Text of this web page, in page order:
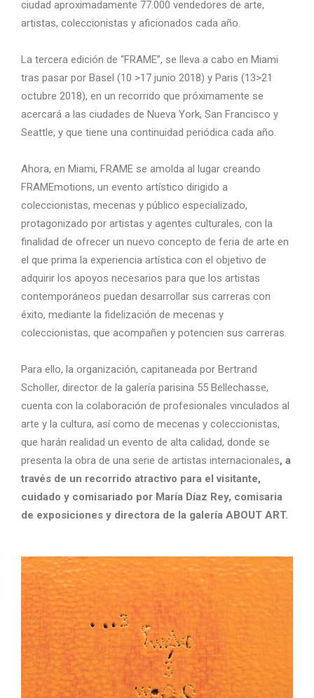
ciudad aproximadamente 77.000 vendedores de arte,
artistas, coleccionistas y aficionados cada año.
La tercera edición de “FRAME”, se lleva a cabo en Miami
tras pasar por Basel (10 >17 junio 2018) y Paris (13>21
octubre 2018), en un recorrido que próximamente se
acercará a las ciudades de Nueva York, San Francisco y
Seattle, y que tiene una continuidad periódica cada año.
Ahora, en Miami, FRAME se amolda al lugar creando
FRAMEmotions, un evento artístico dirigido a
coleccionistas, mecenas y público especializado,
protagonizado por artistas y agentes culturales, con la
finalidad de ofrecer un nuevo concepto de feria de arte en
el que prima la experiencia artística con el objetivo de
adquirir los apoyos necesarios para que los artistas
contemporáneos puedan desarrollar sus carreras con
éxito, mediante la fidelización de mecenas y
coleccionistas, que acompañen y potencien sus carreras.
Para ello, la organización, capitaneada por Bertrand
Scholler, director de la galería parisina 55 Bellechasse,
cuenta con la colaboración de profesionales vinculados al
arte y la cultura, así como de mecenas y coleccionistas,
que harán realidad un evento de alta calidad, donde se
presenta la obra de una serie de artistas internacionales, a
través de un recorrido atractivo para el visitante,
cuidado y comisariado por María Díaz Rey, comisaria
de exposiciones y directora de la galería ABOUT ART.